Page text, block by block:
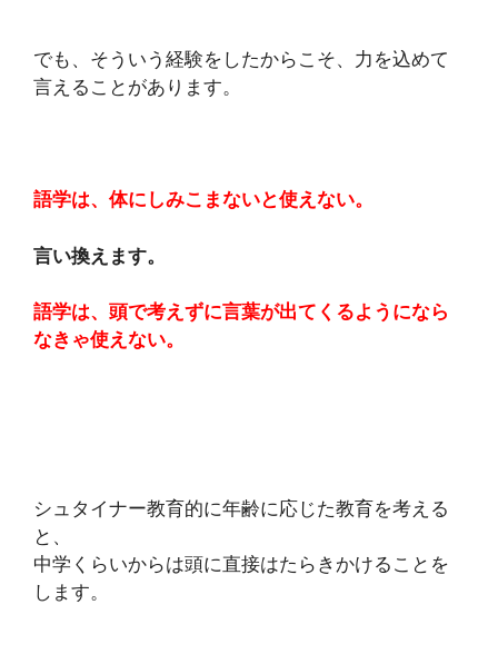
でも、そういう経験をしたからこそ、力を込めて
言えることがあります。
語学は、体にしみこまないと使えない。
言い換えます。
語学は、頭で考えずに言葉が出てくるようになら
なきゃ使えない。
シュタイナー教育的に年齢に応じた教育を考える
と、
中学くらいからは頭に直接はたらきかけることを
します。